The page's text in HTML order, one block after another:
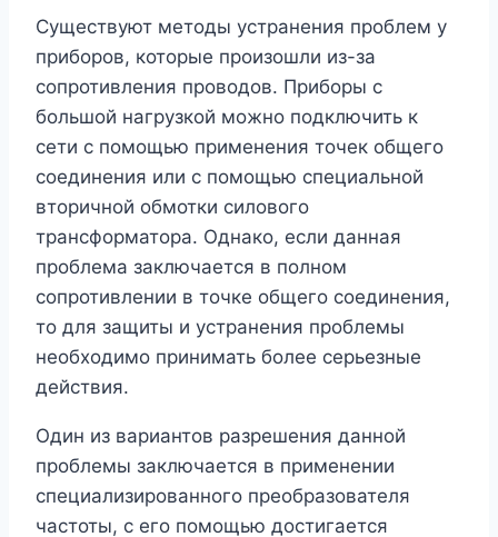
Существуют методы устранения проблем у
приборов, которые произошли из-за
сопротивления проводов. Приборы с
большой нагрузкой можно подключить к
сети с помощью применения точек общего
соединения или с помощью специальной
вторичной обмотки силового
трансформатора. Однако, если данная
проблема заключается в полном
сопротивлении в точке общего соединения,
то для защиты и устранения проблемы
необходимо принимать более серьезные
действия.
Один из вариантов разрешения данной
проблемы заключается в применении
специализированного преобразователя
частоты, с его помощью достигается